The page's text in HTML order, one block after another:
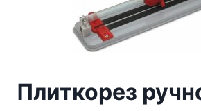
Плиткорез